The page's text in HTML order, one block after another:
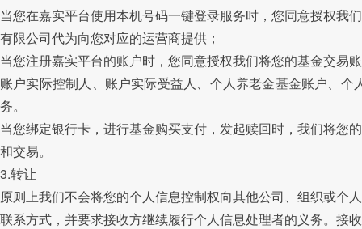
当您在嘉实平台使用本机号码一键登录服务时，您同意授权我
有限公司代为向您对应的运营商提供；
当您注册嘉实平台的账户时，您同意授权我们将您的基金交易
账户实际控制人、账户实际受益人、个人养老金基金账户、
务。
当您绑定银行卡，进行基金购买支付，发起赎回时，我们将您
和交易。
3.转让
原则上我们不会将您的个人信息控制权向其他公司、组织或个
联系方式，并要求接收方继续履行个人信息处理者的义务。接